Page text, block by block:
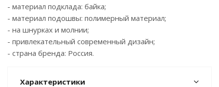
- материал подклада: байка;
- материал подошвы: полимерный материал;
- на шнурках и молнии;
- привлекательный современный дизайн;
- страна бренда: Россия.
Характеристики